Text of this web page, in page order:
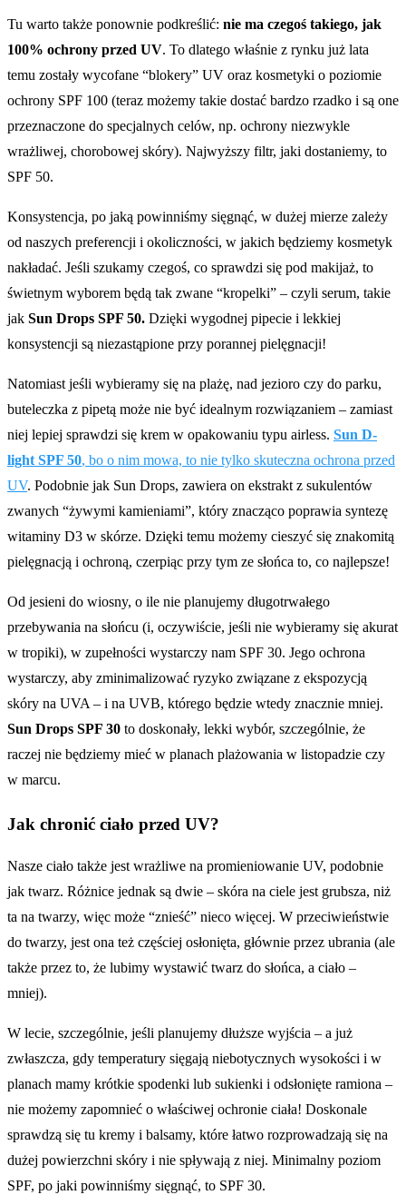
Tu warto także ponownie podkreślić: nie ma czegoś takiego, jak
100% ochrony przed UV. To dlatego właśnie z rynku już lata
temu zostały wycofane “blokery” UV oraz kosmetyki o poziomie
ochrony SPF 100 (teraz możemy takie dostać bardzo rzadko i są one
przeznaczone do specjalnych celów, np. ochrony niezwykle
wrażliwej, chorobowej skóry). Najwyższy filtr, jaki dostaniemy, to
SPF 50.
Konsystencja, po jaką powinniśmy sięgnąć, w dużej mierze zależy
od naszych preferencji i okoliczności, w jakich będziemy kosmetyk
nakładać. Jeśli szukamy czegoś, co sprawdzi się pod makijaż, to
świetnym wyborem będą tak zwane “kropelki” – czyli serum, takie
jak Sun Drops SPF 50. Dzięki wygodnej pipecie i lekkiej
konsystencji są niezastąpione przy porannej pielęgnacji!
Natomiast jeśli wybieramy się na plażę, nad jezioro czy do parku,
buteleczka z pipetą może nie być idealnym rozwiązaniem – zamiast
niej lepiej sprawdzi się krem w opakowaniu typu airless. Sun D-
light SPF 50, bo o nim mowa, to nie tylko skuteczna ochrona przed
UV. Podobnie jak Sun Drops, zawiera on ekstrakt z sukulentów
zwanych “żywymi kamieniami”, który znacząco poprawia syntezę
witaminy D3 w skórze. Dzięki temu możemy cieszyć się znakomitą
pielęgnacją i ochroną, czerpiąc przy tym ze słońca to, co najlepsze!
Od jesieni do wiosny, o ile nie planujemy długotrwałego
przebywania na słońcu (i, oczywiście, jeśli nie wybieramy się akurat
w tropiki), w zupełności wystarczy nam SPF 30. Jego ochrona
wystarczy, aby zminimalizować ryzyko związane z ekspozycją
skóry na UVA – i na UVB, którego będzie wtedy znacznie mniej.
Sun Drops SPF 30 to doskonały, lekki wybór, szczególnie, że
raczej nie będziemy mieć w planach plażowania w listopadzie czy
w marcu.
Jak chronić ciało przed UV?
Nasze ciało także jest wrażliwe na promieniowanie UV, podobnie
jak twarz. Różnice jednak są dwie – skóra na ciele jest grubsza, niż
ta na twarzy, więc może “znieść” nieco więcej. W przeciwieństwie
do twarzy, jest ona też częściej osłonięta, głównie przez ubrania (ale
także przez to, że lubimy wystawić twarz do słońca, a ciało –
mniej).
W lecie, szczególnie, jeśli planujemy dłuższe wyjścia – a już
zwłaszcza, gdy temperatury sięgają niebotycznych wysokości i w
planach mamy krótkie spodenki lub sukienki i odsłonięte ramiona –
nie możemy zapomnieć o właściwej ochronie ciała! Doskonale
sprawdzą się tu kremy i balsamy, które łatwo rozprowadzają się na
dużej powierzchni skóry i nie spływają z niej. Minimalny poziom
SPF, po jaki powinniśmy sięgnąć, to SPF 30.